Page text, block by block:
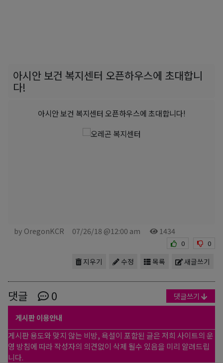
아시안 보건 복지센터 오픈하우스에 초대합니
다!
아시안 보건 복지센터 오픈하우스에 초대합니다!
by OregonKCR 07/26/18 @12:00 am 1434
0 0
새글쓰기
목록
수정
지우기
댓글 0 댓글쓰기
게시판 이용안내
게시판 용도와 맞지 않는 비방, 욕설이 포함된 글은 저희 사이트의 운
영 방침에 따라 작성자의 의견없이 삭제 될수 있음을 미리 알려드립
니다.